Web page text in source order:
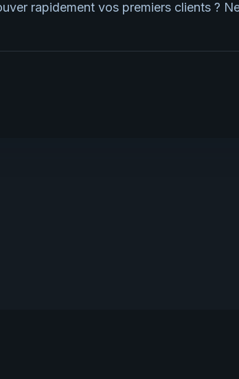
rapidement vos premiers clients ?